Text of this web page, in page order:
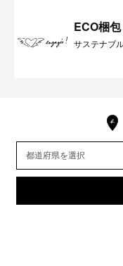
ECO梱包
サステナブ